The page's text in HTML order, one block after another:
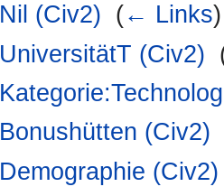
Nil (Civ2) (← Links)
UniversitätT (Civ2)
Bonushütten (Civ2)
Demographie (Civ2)